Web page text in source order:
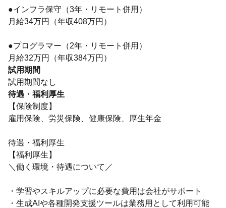
●インフラ保守（3年・リモート併用）
月給34万円（年収408万円）
●プログラマー（2年・リモート併用）
月給32万円（年収384万円）
試用期間
試用期間なし
待遇・福利厚生
【保険制度】
雇用保険、労災保険、健康保険、厚生年金
待遇・福利厚生
【福利厚生】
＼働く環境・待遇について／
・学習やスキルアップに必要な費用は会社がサポート
・生成AIや各種開発支援ツールは業務用として利用可能